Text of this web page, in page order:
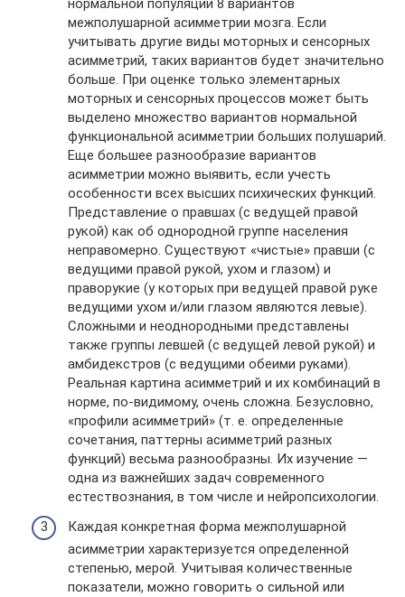
нормальной популяции 8 вариантов
межполушарной асимметрии мозга. Если
учитывать другие виды моторных и сенсорных
асимметрий, таких вариантов будет значительно
больше. При оценке только элементарных
моторных и сенсорных процессов может быть
выделено множество вариантов нормальной
функциональной асимметрии больших полушарий.
Еще большее разнообразие вариантов
асимметрии можно выявить, если учесть
особенности всех высших психических функций.
Представление о правшах (с ведущей правой
рукой) как об однородной группе населения
неправомерно. Существуют «чистые» правши (с
ведущими правой рукой, ухом и глазом) и
праворукие (у которых при ведущей правой руке
ведущими ухом и/или глазом являются левые).
Сложными и неоднородными представлены
также группы левшей (с ведущей левой рукой) и
амбидекстров (с ведущими обеими руками).
Реальная картина асимметрий и их комбинаций в
норме, по-видимому, очень сложна. Безусловно,
«профили асимметрий» (т. е. определенные
сочетания, паттерны асимметрий разных
функций) весьма разнообразны. Их изучение —
одна из важнейших задач современного
естествознания, в том числе и нейропсихологии.
Каждая конкретная форма межполушарной
асимметрии характеризуется определенной
степенью, мерой. Учитывая количественные
показатели, можно говорить о сильной или